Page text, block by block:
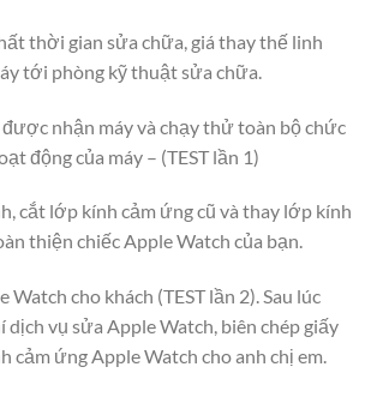
thời gian sửa chữa, giá thay thế linh
tới phòng kỹ thuật sửa chữa.
nhận máy và chạy thử toàn bộ chức
động của máy – (TEST lần 1)
cắt lớp kính cảm ứng cũ và thay lớp kính
thiện chiếc Apple Watch của bạn.
Watch cho khách (TEST lần 2). Sau lúc
vụ sửa Apple Watch, biên chép giấy
cảm ứng Apple Watch cho anh chị em.